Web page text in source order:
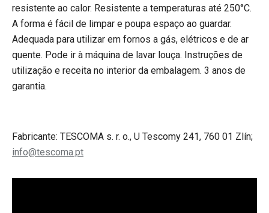
resistente ao calor. Resistente a temperaturas até 250°C.
A forma é fácil de limpar e poupa espaço ao guardar.
Adequada para utilizar em fornos a gás, elétricos e de ar
quente. Pode ir à máquina de lavar louça. Instruções de
utilização e receita no interior da embalagem. 3 anos de
garantia.
Fabricante: TESCOMA s. r. o., U Tescomy 241, 760 01 Zlín;
info@tescoma.pt